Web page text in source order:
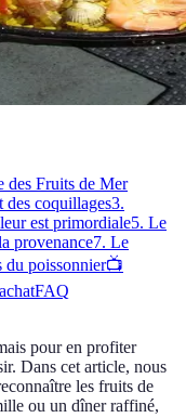
des Fruits de Mer
des coquillages3.
est primordiale5. Le
provenance7. Le
du poissonnier📺
FAQ
pour en profiter
Dans cet article, nous
les fruits de
ou un dîner raffiné,